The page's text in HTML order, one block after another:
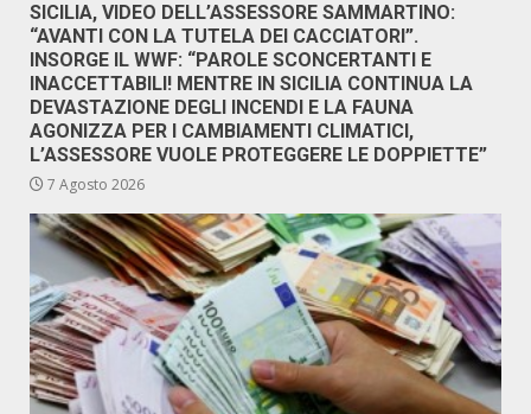
SICILIA, VIDEO DELL’ASSESSORE SAMMARTINO:
“AVANTI CON LA TUTELA DEI CACCIATORI”.
INSORGE IL WWF: “PAROLE SCONCERTANTI E
INACCETTABILI! MENTRE IN SICILIA CONTINUA LA
DEVASTAZIONE DEGLI INCENDI E LA FAUNA
AGONIZZA PER I CAMBIAMENTI CLIMATICI,
L’ASSESSORE VUOLE PROTEGGERE LE DOPPIETTE”
7 Agosto 2026